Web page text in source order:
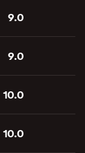
9.0
9.0
10.0
10.0